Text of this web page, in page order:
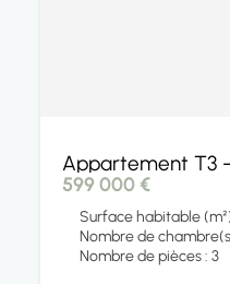
Appartement T3
599 000 €
Surface habitable
Nombre de
Nombre de pièces : 3